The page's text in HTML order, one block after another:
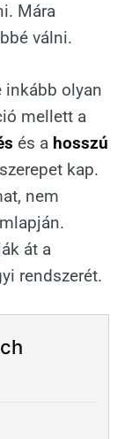
Mára
válni.
inkább olyan
mellett a
és ahosszú
kap.
nem
át a
rendszerét.